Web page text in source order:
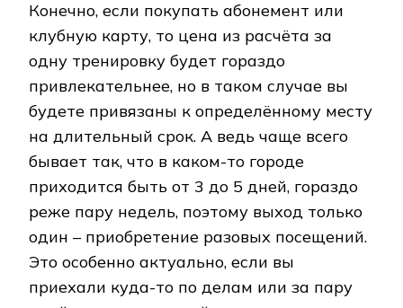
Конечно, если покупать абонемент или
клубную карту, то цена из расчёта за
одну тренировку будет гораздо
привлекательнее, но в таком случае вы
будете привязаны к определённому месту
на длительный срок. А ведь чаще всего
бывает так, что в каком-то городе
приходится быть от 3 до 5 дней, гораздо
реже пару недель, поэтому выход только
один – приобретение разовых посещений.
Это особенно актуально, если вы
приехали куда-то по делам или за пару